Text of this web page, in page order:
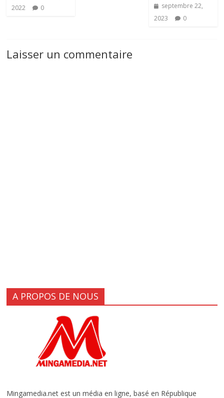
2022
0
septembre 22,
2023
0
Laisser un commentaire
A PROPOS DE NOUS
Mingamedia.net est un média en ligne, basé en République